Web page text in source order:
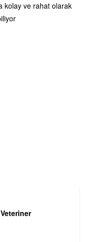
kolay ve rahat olarak
Veteriner